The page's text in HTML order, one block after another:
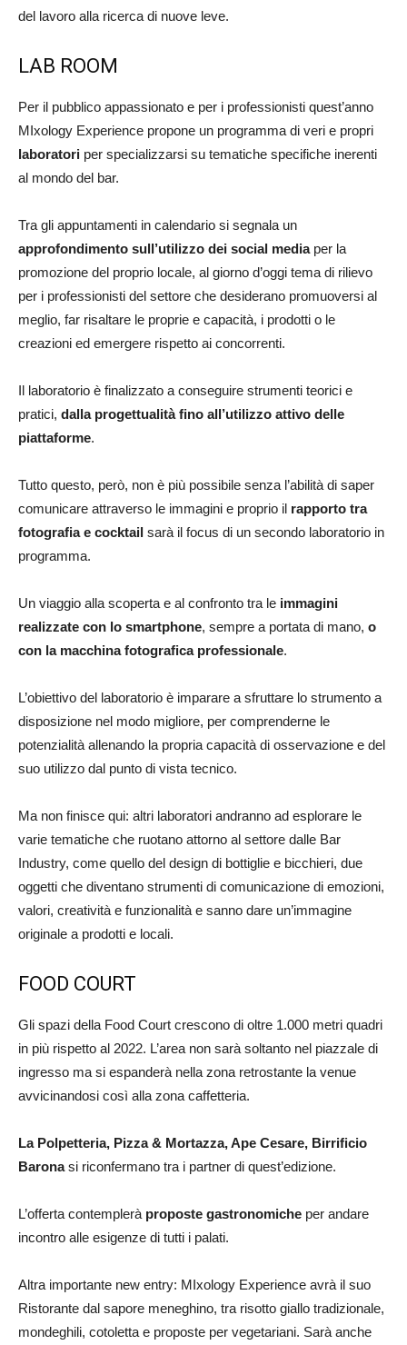
del lavoro alla ricerca di nuove leve.
LAB ROOM
Per il pubblico appassionato e per i professionisti quest’anno
MIxology Experience propone un programma di veri e propri
laboratori per specializzarsi su tematiche specifiche inerenti
al mondo del bar.
Tra gli appuntamenti in calendario si segnala un
approfondimento sull’utilizzo dei social mediaper la
promozione del proprio locale, al giorno d’oggi tema di rilievo
per i professionisti del settore che desiderano promuoversi al
meglio, far risaltare le proprie e capacità, i prodotti o le
creazioni ed emergere rispetto ai concorrenti.
Il laboratorio è finalizzato a conseguire strumenti teorici e
pratici, dalla progettualità fino all’utilizzo attivo delle
piattaforme.
Tutto questo, però, non è più possibile senza l’abilità di saper
comunicare attraverso le immagini e proprio il rapporto tra
fotografia e cocktail sarà il focus di un secondo laboratorio in
programma.
Un viaggio alla scoperta e al confronto tra le immagini
realizzate con lo smartphone, sempre a portata di mano, o
con la macchina fotografica professionale.
L’obiettivo del laboratorio è imparare a sfruttare lo strumento a
disposizione nel modo migliore, per comprenderne le
potenzialità allenando la propria capacità di osservazione e del
suo utilizzo dal punto di vista tecnico.
Ma non finisce qui: altri laboratori andranno ad esplorare le
varie tematiche che ruotano attorno al settore dalle Bar
Industry, come quello del design di bottiglie e bicchieri, due
oggetti che diventano strumenti di comunicazione di emozioni,
valori, creatività e funzionalità e sanno dare un’immagine
originale a prodotti e locali.
FOOD COURT
Gli spazi della Food Court crescono di oltre 1.000 metri quadri
in più rispetto al 2022. L’area non sarà soltanto nel piazzale di
ingresso ma si espanderà nella zona retrostante la venue
avvicinandosi così alla zona caffetteria.
La Polpetteria, Pizza & Mortazza, Ape Cesare, Birrificio
Baronasi riconfermano tra i partner di quest’edizione.
L’offerta contemplerà proposte gastronomiche per andare
incontro alle esigenze di tutti i palati.
Altra importante new entry: MIxology Experience avrà il suo
Ristorante dal sapore meneghino, tra risotto giallo tradizionale,
mondeghili, cotoletta e proposte per vegetariani. Sarà anche